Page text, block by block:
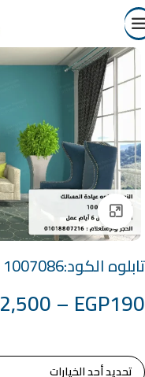
Click to enlarge
تابلوه الكود:1007086
EGP190
–
2,500